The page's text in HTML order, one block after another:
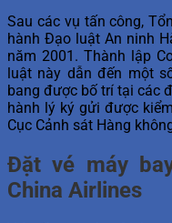
Sau các vụ tấn công,
hành Đạo luật An ninh
năm 2001. Thành lập
luật này dẫn đến một
bang được bố trí tại các
hành lý ký gửi được
Cục Cảnh sát Hàng
Đặt vé máy
China Airlines